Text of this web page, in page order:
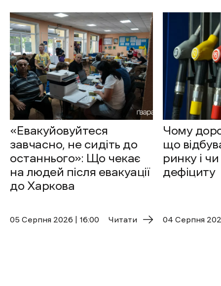
«Евакуйовуйтеся
завчасно, не сидіть до
останнього»: Що чекає
на людей після евакуації
до Харкова
05 Cерпня 2026 | 16:00 Читати
Чому
що
ринку і
дефіциту
04 Cерпня